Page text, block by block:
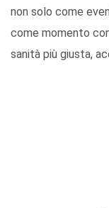
non solo come
come momento
sanità più giusta,